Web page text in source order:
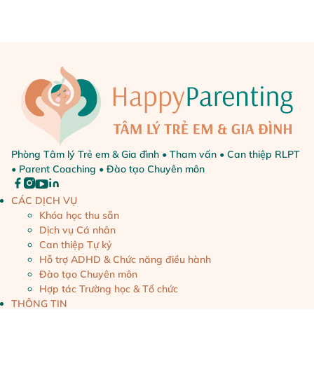
Phòng Tâm lý Trẻ em & Gia đình • Tham vấn • Can thiệp RLPT
• Parent Coaching • Đào tạo Chuyên môn
CÁC DỊCH VỤ
Khóa học thu sẵn
Dịch vụ Cá nhân
Can thiệp Tự kỷ
Hỗ trợ ADHD & Chức năng điều hành
Đào tạo Chuyên môn
Hợp tác Trường học & Tổ chức
THÔNG TIN